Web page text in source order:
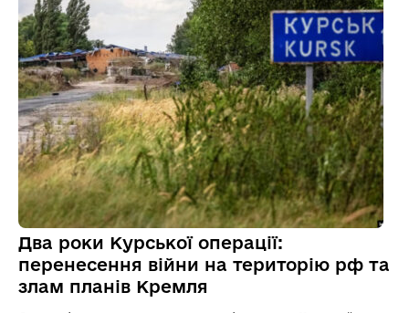
Два роки Курської операції:
перенесення війни на територію рф та
злам планів Кремля